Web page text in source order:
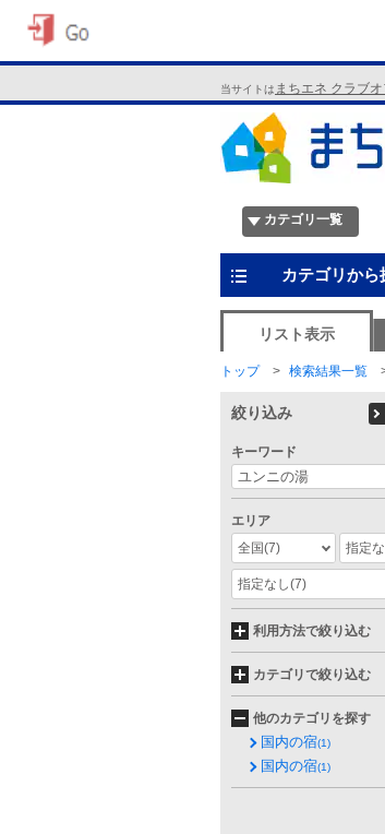
当サイトは まちエネ クラブオ
カテゴリ一覧
カテゴリから
リスト表示
トップ 検索結果一覧
絞り込み
キーワード
エリア
全国(7) 指定
指定なし(7)
利用方法で絞り込む
カテゴリで絞り込む
他のカテゴリを探す
国内の宿(1)
国内の宿(1)